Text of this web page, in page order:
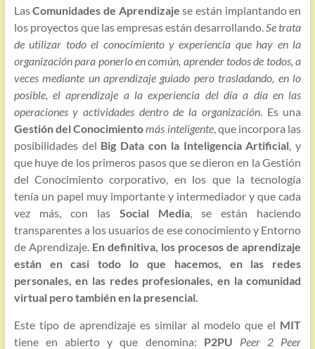
LasComunidades de Aprendizaje se están implantando en
los proyectos que las empresas están desarrollando.Se trata
de utilizar todo el conocimiento y experiencia que hay en la
organización para ponerlo en común, aprender todos de todos, a
veces mediante un aprendizaje guiado pero trasladando, en lo
posible, el aprendizaje a la experiencia del día a día en las
operaciones y actividades dentro de la organización. Es una
Gestión del Conocimientomás inteligente, que incorpora las
posibilidades del Big Data con la Inteligencia Artificial, y
que huye de los primeros pasos que se dieron en la Gestión
del Conocimiento corporativo, en los que la tecnología
tenía un papel muy importante y intermediador y que cada
vez más, con las Social Media, se están haciendo
transparentes a los usuarios de ese conocimiento y Entorno
de Aprendizaje. En definitiva, los procesos de aprendizaje
están en casi todo lo que hacemos, en las redes
personales, en las redes profesionales, en la comunidad
virtual pero también en la presencial.
Este tipo de aprendizaje es similar al modelo que el MIT
tiene en abierto y que denomina: P2PU
Peer 2 Peer